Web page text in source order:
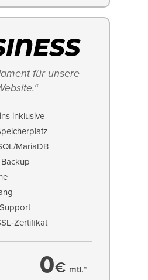
für unsere
inklusive
MariaDB
0€ mtl.*